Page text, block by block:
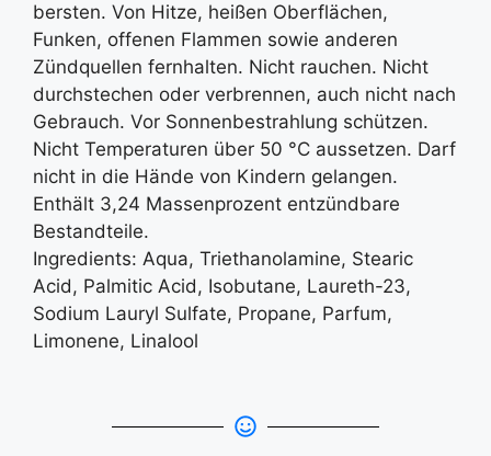
bersten. Von Hitze, heißen Oberflächen,
Funken, offenen Flammen sowie anderen
Zündquellen fernhalten. Nicht rauchen. Nicht
durchstechen oder verbrennen, auch nicht nach
Gebrauch. Vor Sonnenbestrahlung schützen.
Nicht Temperaturen über 50 °C aussetzen. Darf
nicht in die Hände von Kindern gelangen.
Enthält 3,24 Massenprozent entzündbare
Bestandteile.
Ingredients: Aqua, Triethanolamine, Stearic
Acid, Palmitic Acid, Isobutane, Laureth-23,
Sodium Lauryl Sulfate, Propane, Parfum,
Limonene, Linalool